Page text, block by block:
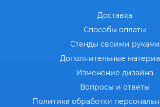
Доставка
Способы оплаты
Стенды своими руками
Дополнительные
Изменение дизайна
Вопросы и ответы
Политика обработки